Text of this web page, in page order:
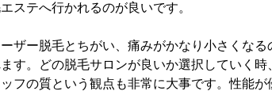
ステへ行かれるのが良いです。
ーザー脱毛とちがい、痛みがかなり小さくな
す。どの脱毛サロンが良いか選択していく時
ッフの質という観点も非常に大事です。性能が